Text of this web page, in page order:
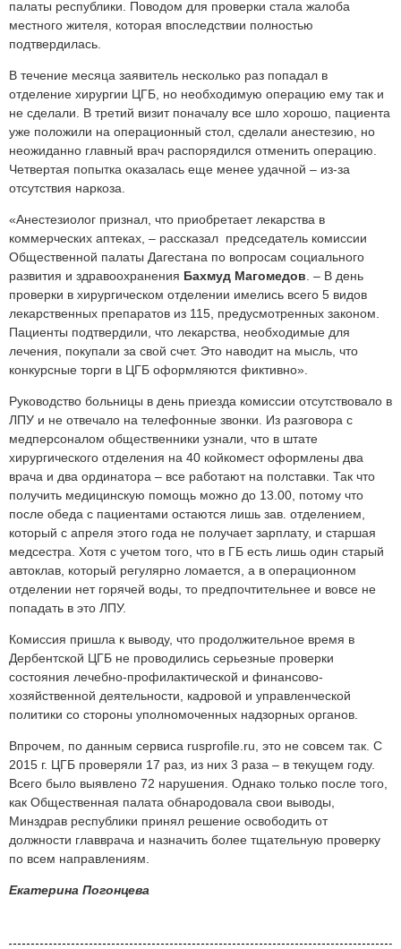
палаты республики. Поводом для проверки стала жалоба
местного жителя, которая впоследствии полностью
подтвердилась.
В течение месяца заявитель несколько раз попадал в
отделение хирургии ЦГБ, но необходимую операцию ему так и
не сделали. В третий визит поначалу все шло хорошо, пациента
уже положили на операционный стол, сделали анестезию, но
неожиданно главный врач распорядился отменить операцию.
Четвертая попытка оказалась еще менее удачной – из-за
отсутствия наркоза.
«Анестезиолог признал, что приобретает лекарства в
коммерческих аптеках, – рассказал председатель комиссии
Общественной палаты Дагестана по вопросам социального
развития и здравоохранения Бахмуд Магомедов . – В день
проверки в хирургическом отделении имелись всего 5 видов
лекарственных препаратов из 115, предусмотренных законом.
Пациенты подтвердили, что лекарства, необходимые для
лечения, покупали за свой счет. Это наводит на мысль, что
конкурсные торги в ЦГБ оформляются фиктивно».
Руководство больницы в день приезда комиссии отсутствовало в
ЛПУ и не отвечало на телефонные звонки. Из разговора с
медперсоналом общественники узнали, что в штате
хирургического отделения на 40 койкомест оформлены два
врача и два ординатора – все работают на полставки. Так что
получить медицинскую помощь можно до 13.00, потому что
после обеда с пациентами остаются лишь зав. отделением,
который с апреля этого года не получает зарплату, и старшая
медсестра. Хотя с учетом того, что в ГБ есть лишь один старый
автоклав, который регулярно ломается, а в операционном
отделении нет горячей воды, то предпочтительнее и вовсе не
попадать в это ЛПУ.
Комиссия пришла к выводу, что продолжительное время в
Дербентской ЦГБ не проводились серьезные проверки
состояния лечебно-профилактической и финансово-
хозяйственной деятельности, кадровой и управленческой
политики со стороны уполномоченных надзорных органов.
Впрочем, по данным сервиса rusprofile.ru, это не совсем так. С
2015 г. ЦГБ проверяли 17 раз, из них 3 раза – в текущем году.
Всего было выявлено 72 нарушения. Однако только после того,
как Общественная палата обнародовала свои выводы,
Минздрав республики принял решение освободить от
должности главврача и назначить более тщательную проверку
по всем направлениям.
Екатерина Погонцева